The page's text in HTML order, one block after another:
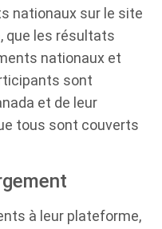
nationaux sur le site
que les résultats
nationaux et
sont
et de leur
tous sont couverts
à leur plateforme,